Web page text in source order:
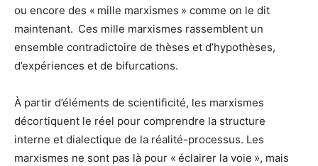
ou encore des « mille marxismes » comme on le dit
maintenant. Ces mille marxismes rassemblent un
ensemble contradictoire de thèses et d’hypothèses,
d’expériences et de bifurcations.
À partir d’éléments de scientificité, les marxismes
décortiquent le réel pour comprendre la structure
interne et dialectique de la réalité-processus. Les
marxismes ne sont pas là pour « éclairer la voie », mais